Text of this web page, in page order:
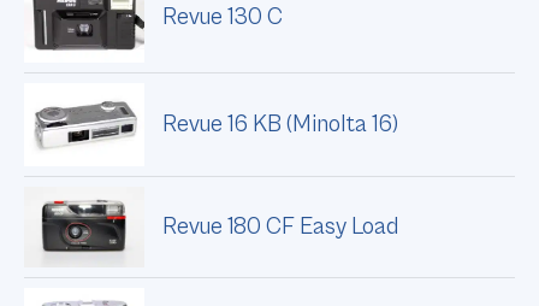
Revue 130 C
Revue 16 KB (Minolta 16)
Revue 180 CF Easy Load